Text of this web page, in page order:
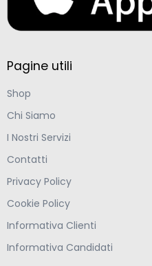
Pagine utili
Shop
Chi Siamo
I Nostri Servizi
Contatti
Privacy Policy
Cookie Policy
Informativa Clienti
Informativa Candidati